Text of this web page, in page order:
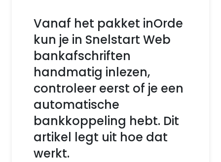
Vanaf het pakket inOrde
kun je in Snelstart Web
bankafschriften
handmatig inlezen,
controleer eerst of je een
automatische
bankkoppeling hebt. Dit
artikel legt uit hoe dat
werkt.